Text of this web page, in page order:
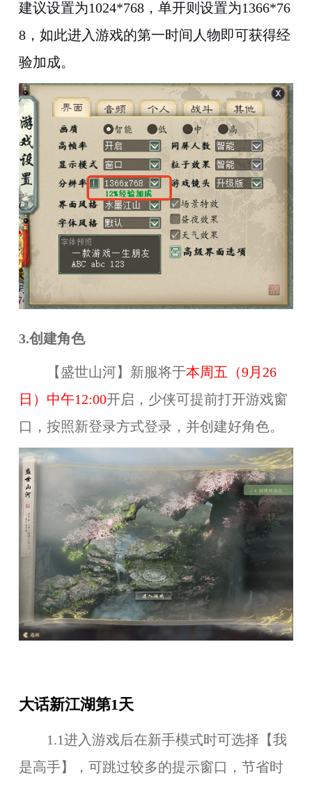
建议设置为1024*768，单开则设置为1366*76
8，如此进入游戏的第一时间人物即可获得经
验加成。
3.创建角色
【 盛世山河 】 新服将于本周五（9月26
日）中午12:00开启 ， 少侠可提前打开游戏窗
口
， 按照新登录方式登录， 并创建好角色。
大话新江湖第1天
1.1进入游戏后在新手模式时可选择【我
是高手】，可跳过较多的提示窗口，节省时